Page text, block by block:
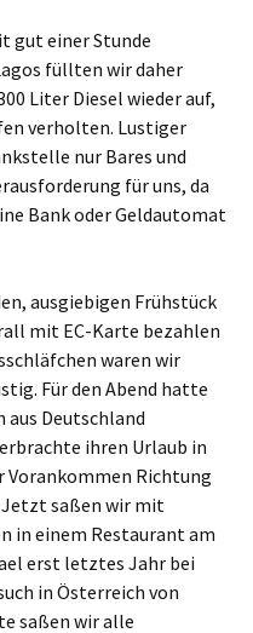
gut einer Stunde
füllten wir daher
Liter Diesel wieder auf,
verholten. Lustiger
nur Bares und
für uns, da
Bank oder Geldautomat
ausgiebigen Frühstück
mit EC-Karte bezahlen
waren wir
Für den Abend hatte
aus Deutschland
ihren Urlaub in
Vorankommen Richtung
Jetzt saßen wir mit
in einem Restaurant am
erst letztes Jahr bei
in Österreich von
saßen wir alle